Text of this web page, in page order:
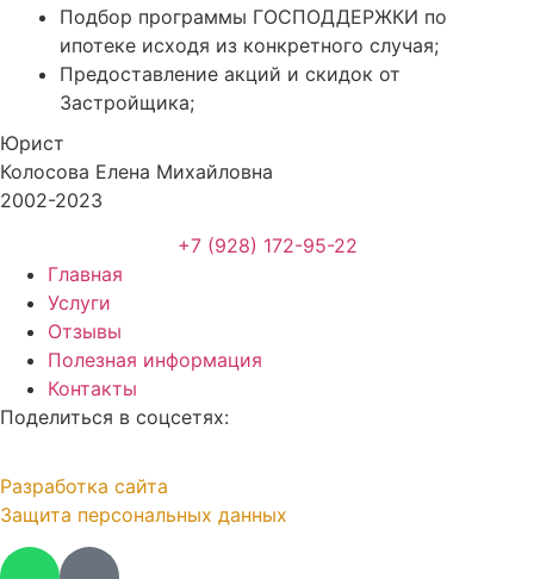
Подбор программы ГОСПОДДЕРЖКИ по
ипотеке исходя из конкретного случая;
Предоставление акций и скидок от
Застройщика;
Юрист
Колосова Елена Михайловна
2002-2023
+7 (928) 172-95-22
Главная
Услуги
Отзывы
Полезная информация
Контакты
Поделиться в соцсетях:
Разработка сайта
Защита персональных данных